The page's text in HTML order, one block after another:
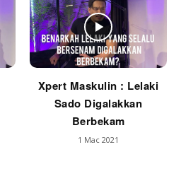
Xpert Maskulin : Lelaki
Sado Digalakkan
Berbekam
1 Mac 2021